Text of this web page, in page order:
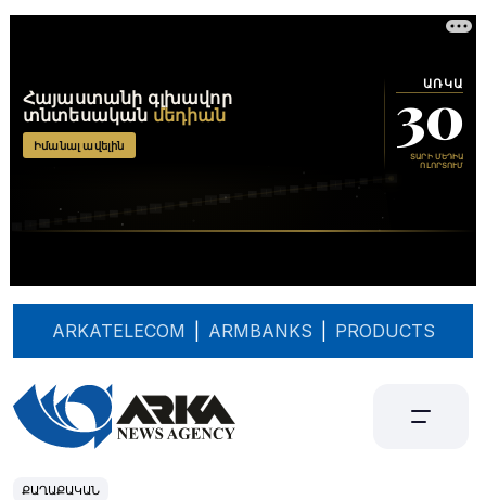
ARKATELECOM ARMBANKS PRODUCTS
ՔԱՂԱՔԱԿԱՆ